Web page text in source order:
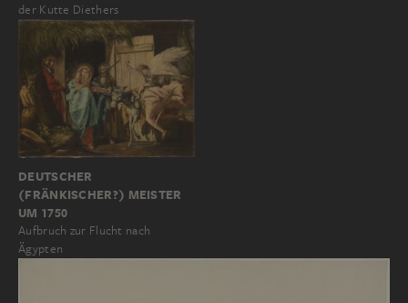
der Kutte Diethers
DEUTSCHER
(FRÄNKISCHER?) MEISTER
UM 1750
Aufbruch zur Flucht nach
Ägypten